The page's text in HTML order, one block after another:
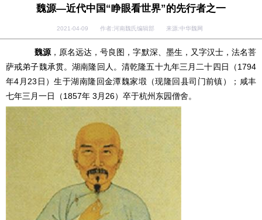
魏源—近代中国“睁眼看世界”的先行者之一
2021-04-09 作者:河南魏氏编辑部 来源:中华魏网
魏源 ，原名远达，号良图，字默深、墨生，又字汉士，法名菩
萨戒弟子魏承贯。湖南隆回人。清乾隆五十九年三月二十四日（1794
年4月23日）生于湖南隆回金潭魏家塅（现隆回县司门前镇）；咸丰
七年三月一日（1857年 3月26）卒于杭州东园僧舍。